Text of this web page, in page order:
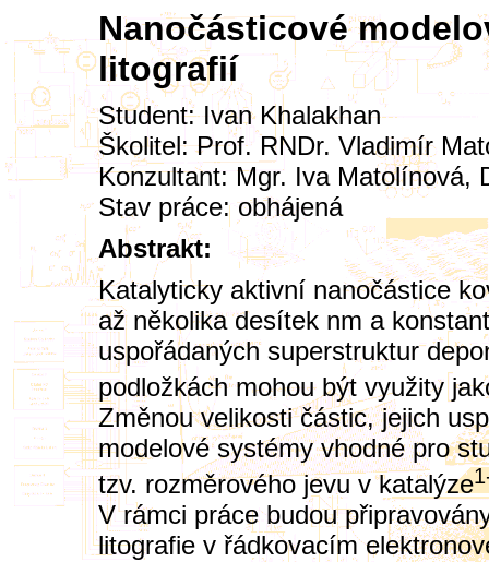
Nanočásticové
litografií
Student:Ivan Khalakhan
Školitel:Prof. RNDr. Vladimír
Konzultant: Mgr. Iva Matolínová,
Stav práce: obhájená
Abstrakt:
Katalyticky aktivní nanočástice
až několika desítek nm a
uspořádaných superstruktur
podložkách mohou být využity
Změnou velikosti částic, jejich
modelové systémy vhodné pro
tzv. rozměrového jevu v katalýze
V rámci práce budou
litografie v řádkovacím